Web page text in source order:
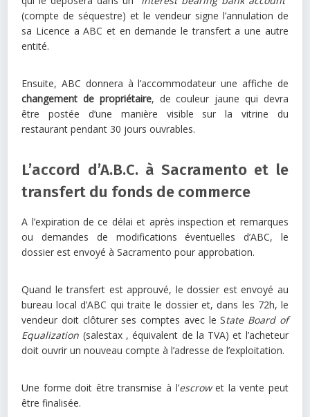
(compte de séquestre) et le vendeur signe l’annulation de
sa Licence a ABC et en demande le transfert a une autre
entité.
Ensuite, ABC donnera à l’accommodateur une affiche de
changement de propriétaire, de couleur jaune qui devra
être postée d’une manière visible sur la vitrine du
restaurant pendant 30 jours ouvrables.
L’accord d’A.B.C. à Sacramento et le
transfert du fonds de commerce
A l’expiration de ce délai et après inspection et remarques
ou demandes de modifications éventuelles d’ABC, le
dossier est envoyé à Sacramento pour approbation.
Quand le transfert est approuvé, le dossier est envoyé au
bureau local d’ABC qui traite le dossier et, dans les 72h, le
vendeur doit clôturer ses comptes avec le State Board of
Equalization (salestax , équivalent de la TVA) et l’acheteur
doit ouvrir un nouveau compte à l’adresse de l’exploitation.
Une forme doit être transmise à l’escrowet la vente peut
être finalisée.